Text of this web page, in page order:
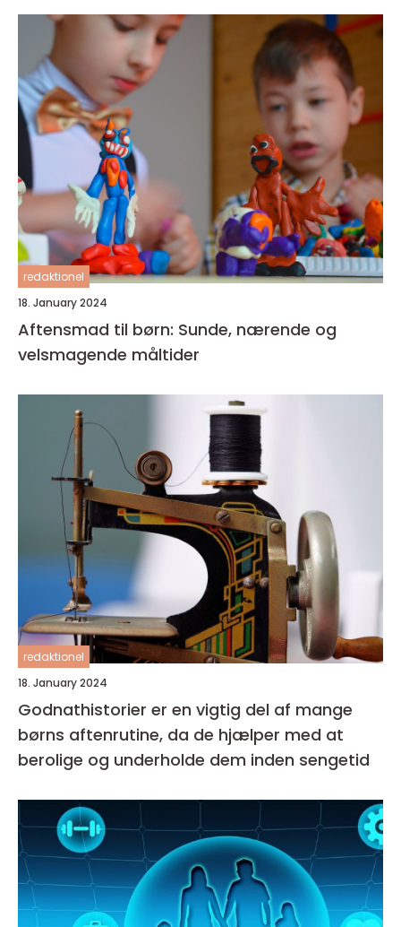
redaktionel
18. January 2024
Aftensmad til børn: Sunde, nærende og
velsmagende måltider
redaktionel
18. January 2024
Godnathistorier er en vigtig del af mange
børns aftenrutine, da de hjælper med at
berolige og underholde dem inden sengetid